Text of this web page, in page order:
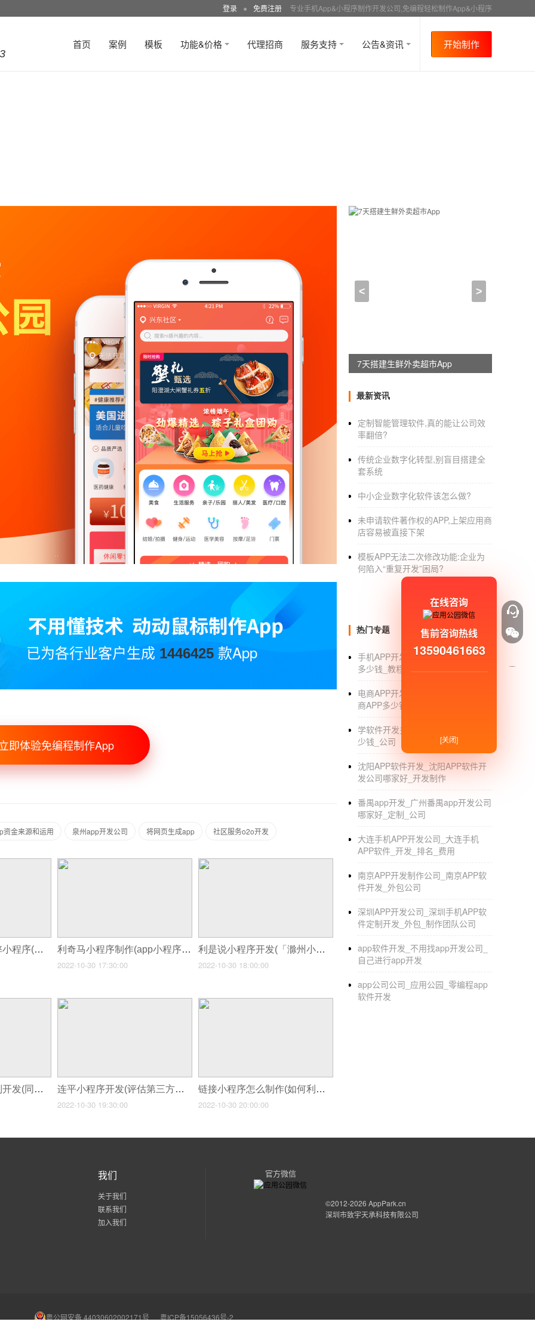
登录 ● 免费注册 专业手机App&小程序制作开发公司,免编程轻松制作App&小程序
首页 案例 模板 功能&价格 代理招商 服务支持 公告&资讯 开始制作
2021-09-28 07:00:00
航应用软件制作为用户的旅行提供了精确的路
导航，我们才能找到正确的路，避免迷路。
制作的导航APP软件有哪些功能？虽然交通
根据自己的需求选择自己想要的路线。给用
2.公交和地铁到达提醒
种情况发生，导航APP软件系统
3.公共汽车查询
确定好路线之前就能知道心理底，知道公交
一些好吃好玩的地方，在陌生的地方给予用户
导航APP软件的制作需要创新和创新。选择
软件的好奇心。APP软件竞争激烈，能够更
一款导航APP软件需要
苹果开发账号如下：
99美元团队：
审核中有更多的企业资质证书，可以让更多
说，一个AppleID对应多个设备ID。
企业用户299美元：一款在企业为公司和开
就很容易处理(500公司以上用于内部分发)。
区别：个人和公司：个人账户的区别只能显
公司账户的账户管理设置比个人多：个人账
99美元是个人开发
99由公司，使用，您可以定义一定数量的开
请注意，公司和个人账户每年都是99美元；
企业-level账户文件
已为各行业客户生成 1446425 款App
即体验免编程制作App
资金来源和运用 泉州app开发公司 将网页生成app 社区服务o2o开发
立刻折制作抽奖作弊小程序(「苏州小程序制作」微信小程序制作软件) 利奇马小程序制作(app小程序制作费用)
2022-10-30 17:30:00
利是说小程序开发(「滁州小程序开发」滁州小程序开发需要注意什么)
2022-10-30 18:00:00
溧水同城小程序定制开发(同城小程序商城开发) 连平小程序开发(评估第三方小程序开发企业能力的四大可行方法)
2022-10-30 19:30:00
链接小程序怎么制作(如何利用模板制作微信小程序)
2022-10-30 20:00:00
< >
7天搭建生鲜外卖超市App
最新资讯
定制智能管理软件,真的能让公司效
率翻倍?
传统企业数字化转型,别盲目搭建全
套系统
中小企业数字化软件该怎么做?
未申请软件著作权的APP,上架应用商
店容易被直接下架
模板APP无法二次修改功能:企业为
何陷入“重复开发”困局?
热门专题
手机APP开发_手机APP软件开发要
多少钱_教程_工具_流程_公司
电商APP开发报价_开发制作一个电
商APP多少钱_价格
学软件开发多少钱_APP软件开发多
少钱_公司
沈阳APP软件开发_沈阳APP软件开
发公司哪家好_开发制作
番禺app开发_广州番禺app开发公司
哪家好_定制_公司
大连手机APP开发公司_大连手机
APP软件_开发_排名_费用
南京APP开发制作公司_南京APP软
件开发_外包公司
深圳APP开发公司_深圳手机APP软
件定制开发_外包_制作团队公司
app软件开发_不用找app开发公司_
自己进行app开发
app公司公司_应用公园_零编程app
软件开发
我们
关于我们
联系我们
加入我们
官方微信
©2012-2026 AppPark.cn
深圳市致宇天承科技有限公司
粤公网安备 44030602002171号 粤ICP备15056436号-2
在线咨询
售前咨询热线
13590461663
[关闭]